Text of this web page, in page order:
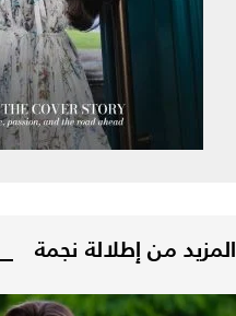
المزيد من إطلالة نجمة